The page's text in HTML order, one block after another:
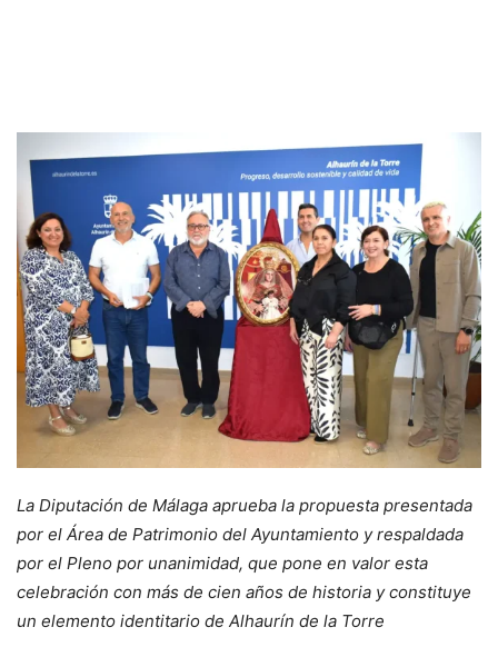
La Diputación de Málaga aprueba la propuesta presentada
por el Área de Patrimonio del Ayuntamiento y respaldada
por el Pleno por unanimidad, que pone en valor esta
celebración con más de cien años de historia y constituye
un elemento identitario de Alhaurín de la Torre